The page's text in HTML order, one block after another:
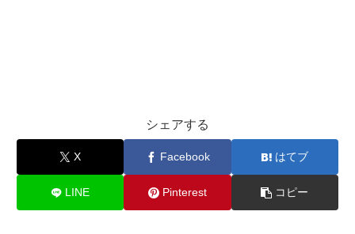
シェアする
X Facebook はてブ
LINE Pinterest コピー